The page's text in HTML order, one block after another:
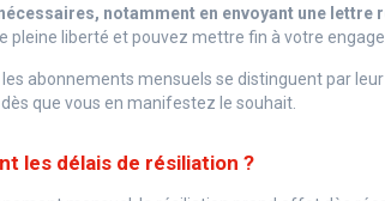
notamment en envoyant une lettre
pleine liberté et pouvez mettre fin à votre
les abonnements mensuels se distinguent par
que vous en manifestez le souhait.
les délais de résiliation ?